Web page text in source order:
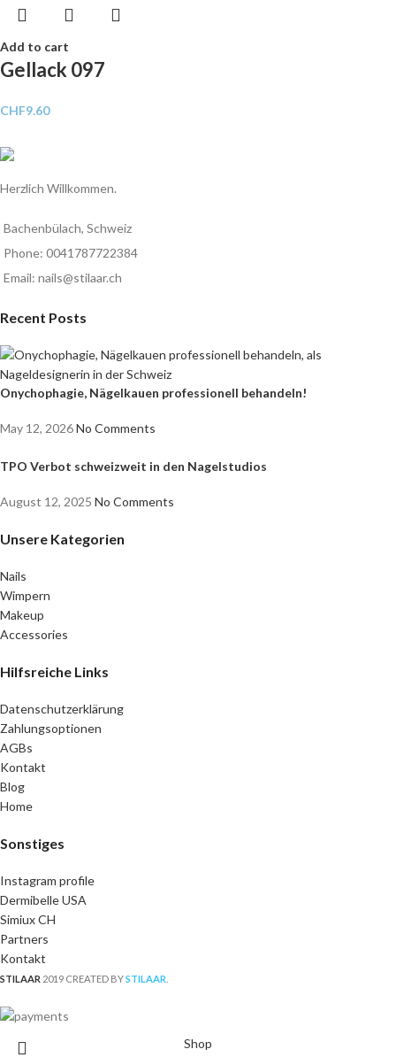
Add to cart
Gellack 097
CHF9.60
Herzlich Willkommen.
Bachenbülach, Schweiz
Phone: 0041787722384
Email: nails@stilaar.ch
Recent Posts
Onychophagie, Nägelkauen professionell behandeln!
May 12, 2026No Comments
TPO Verbot schweizweit in den Nagelstudios
August 12, 2025 No Comments
Unsere Kategorien
Nails
Wimpern
Makeup
Accessories
Hilfsreiche Links
Datenschutzerklärung
Zahlungsoptionen
AGBs
Kontakt
Blog
Home
Sonstiges
Instagram profile
Dermibelle USA
Simiux CH
Partners
Kontakt
STILAAR 2019 CREATED BYSTILAAR
Shop